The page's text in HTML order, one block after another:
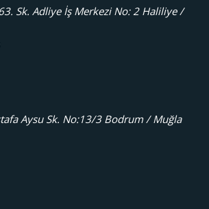
Sk. Adliye İş Merkezi No: 2 Haliliye /
Aysu Sk. No:13/3 Bodrum / Muğla